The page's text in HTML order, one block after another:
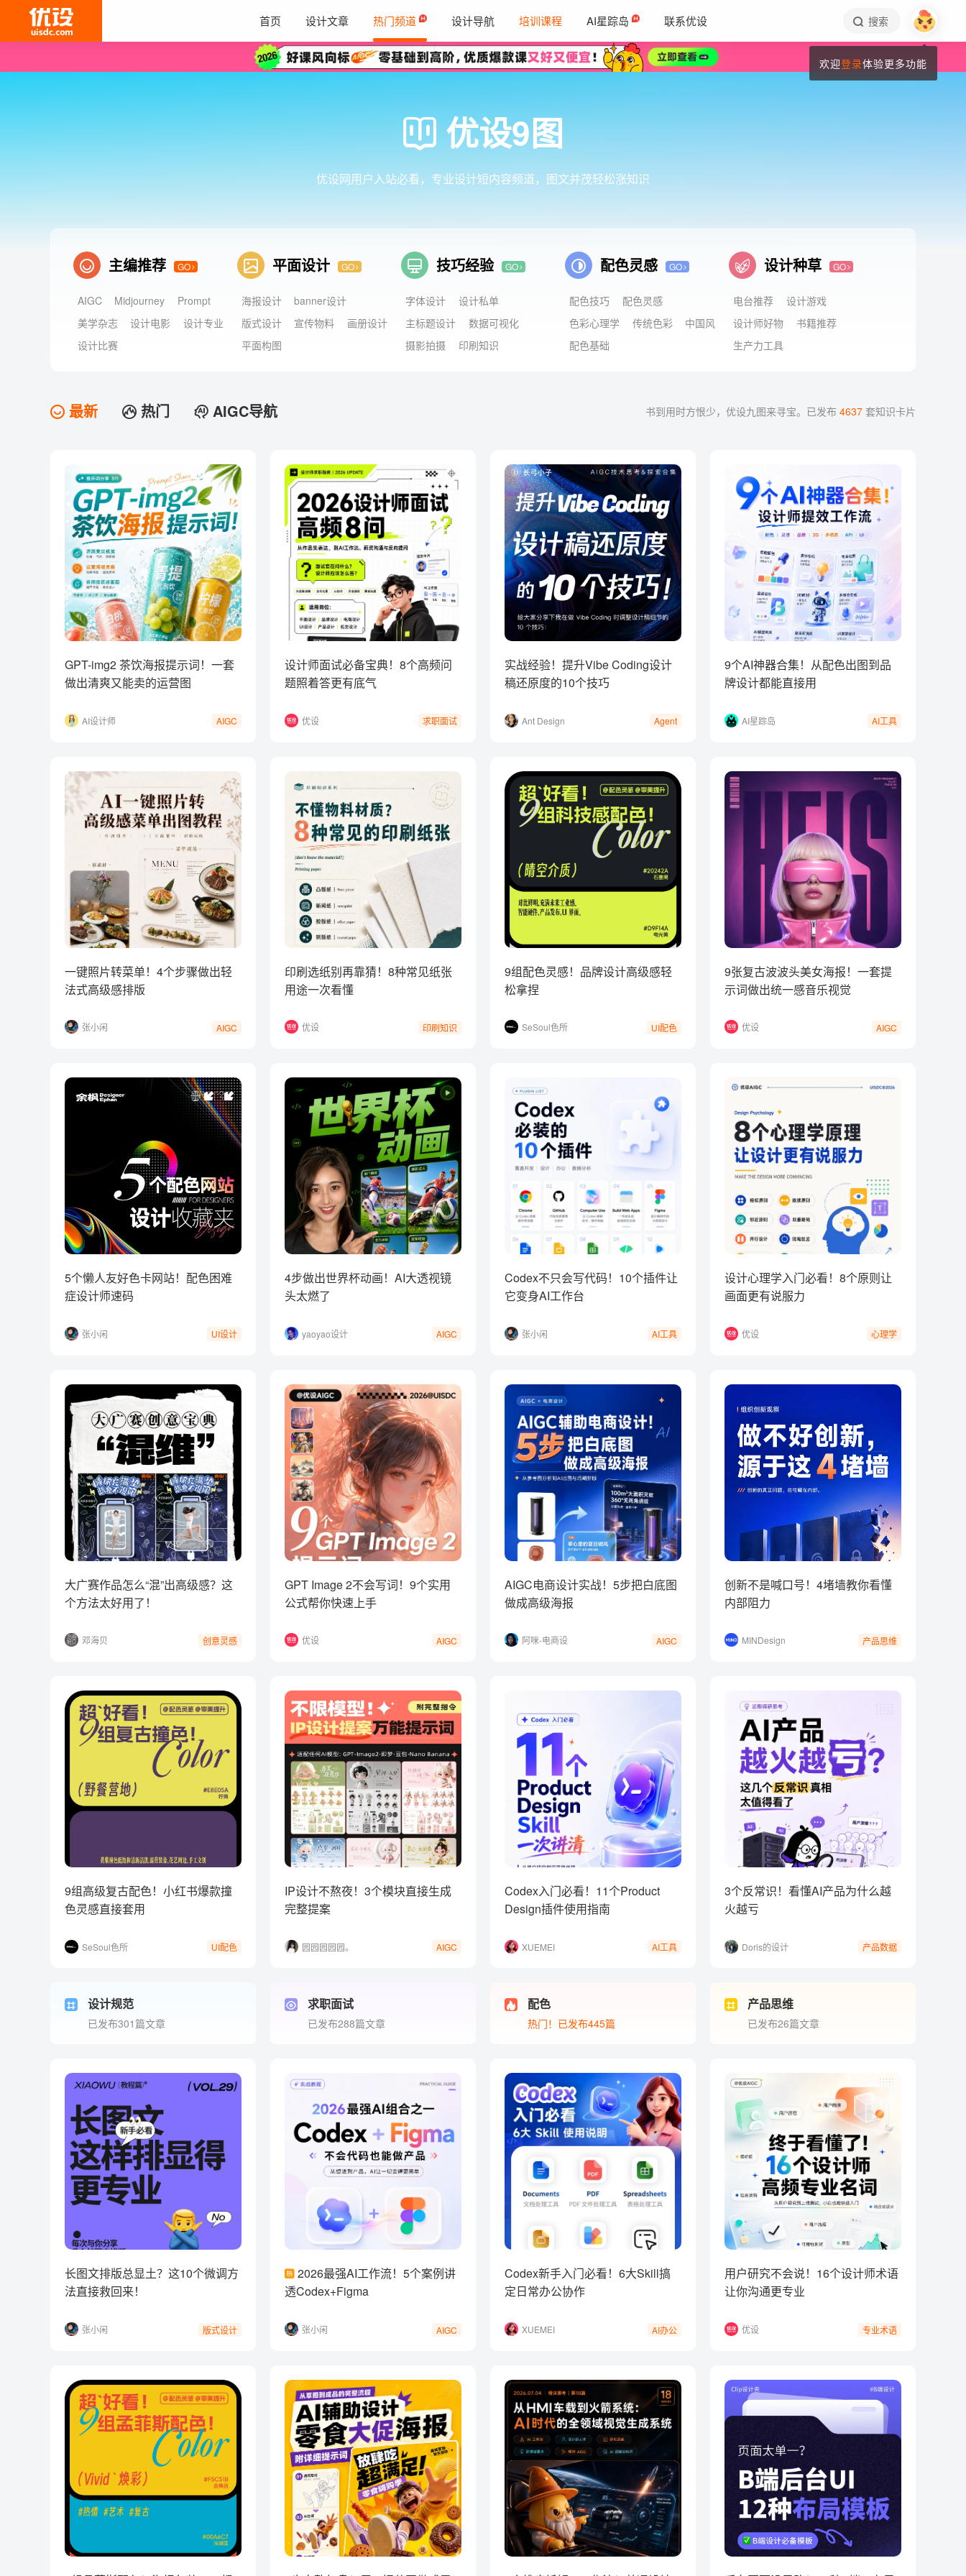
首页 设计文章 热门频道 设计导航 培训课程 AI星踪岛 联系优设 搜索
优设9图
优设网用户入站必看， 专业设计短内容频道，图文并茂轻松涨知识
主编推荐 GO
AIGC Midjourney
Prompt
美学杂志
设计电影
设计专业
设计比赛
平面设计 GO
海报设计
banner设计
版式设计
宣传物料
画册设计
平面构图
技巧经验 GO
字体设计
设计私单
主标题设计
数据可视化
摄影拍摄
印刷知识
配色灵感 GO
配色技巧
配色灵感
色彩心理学
传统色彩
中国风
配色基础
设计种草 GO
电台推荐
设计游戏
设计师好物
书籍推荐
生产力工具
最新 热门 AIGC导航 书到用时方恨少，优设九图来寻宝。 已发布 4637 套知识卡片
GPT-img2 茶饮海报提示词！一套
做出清爽又能卖的运营图
AI设计师
AIGC
设计师面试必备宝典！8个高频问
题照着答更有底气
优设 求职面试
实战经验！提升Vibe Coding设计
稿还原度的10个技巧
Ant Design
Agent
9个AI神器合集！从配色出图到品
牌设计都能直接用
AI星踪岛 AI工具
一键照片转菜单！4个步骤做出轻
法式高级感排版
张小闲 AIGC
印刷选纸别再靠猜！8种常见纸张
用途一次看懂
优设 印刷知识
9组配色灵感！品牌设计高级感轻
松拿捏
SeSoul色所 UI配色
9张复古波波头美女海报！一套提
示词做出统一感音乐视觉
优设 AIGC
5个懒人友好色卡网站！配色困难
症设计师速码
张小闲 UI设计
4步做出世界杯动画！AI大透视镜
头太燃了
yaoyao设计
AIGC
Codex不只会写代码！10个插件让
它变身AI工作台
张小闲 AI工具
设计心理学入门必看！8个原则让
画面更有说服力
优设 心理学
大广赛作品怎么“混”出高级感？这
个方法太好用了！
邓海贝 创意灵感
GPT Image 2不会写词！9个实用
公式帮你快速上手
优设 AIGC
AIGC电商设计实战！5步把白底图
做成高级海报
阿咪-电商设
AIGC
创新不是喊口号！4堵墙教你看懂
内部阻力
MINDesign 产品思维
9组高级复古配色！小红书爆款撞
色灵感直接套用
SeSoul色所 UI配色
IP设计不熬夜！3个模块直接生成
完整提案
园园园园园。 AIGC
Codex入门必看！11个Product
Design插件使用指南
XUEMEI AI工具
3个反常识！看懂AI产品为什么越
火越亏
Doris的设计
产品数据
设计规范
已发布301篇文章
求职面试
已发布288篇文章
配色
热门！已发布445篇
产品思维
已发布26篇文章
长图文排版总显土？这10个微调方
法直接救回来！
张小闲 版式设计
2026最强AI工作流！5个案例讲
透Codex+Figma
张小闲 AIGC
Codex新手入门必看！6大Skill搞
定日常办公协作
XUEMEI AI办公
用户研究不会说！16个设计师术语
让你沟通更专业
优设 专业术语
欢迎登录体验更多功能